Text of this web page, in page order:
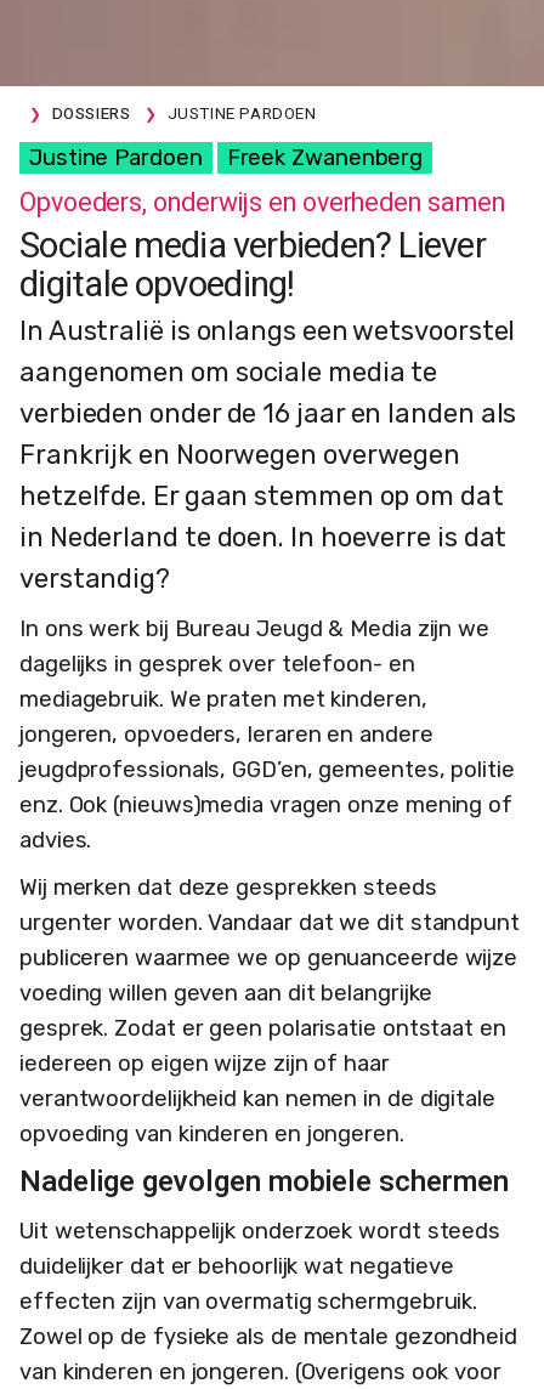
DOSSIERS JUSTINE PARDOEN
Justine Pardoen Freek Zwanenberg
Opvoeders, onderwijs en overheden samen
Sociale media verbieden? Liever
digitale opvoeding!
In Australië is onlangs een wetsvoorstel
aangenomen om sociale media te
verbieden onder de 16 jaar en landen als
Frankrijk en Noorwegen overwegen
hetzelfde. Er gaan stemmen op om dat
in Nederland te doen. In hoeverre is dat
verstandig?
In ons werk bij Bureau Jeugd & Media zijn we
dagelijks in gesprek over telefoon- en
mediagebruik. We praten met kinderen,
jongeren, opvoeders, leraren en andere
jeugdprofessionals, GGD’en, gemeentes, politie
enz. Ook (nieuws)media vragen onze mening of
advies.
Wij merken dat deze gesprekken steeds
urgenter worden. Vandaar dat we dit standpunt
publiceren waarmee we op genuanceerde wijze
voeding willen geven aan dit belangrijke
gesprek. Zodat er geen polarisatie ontstaat en
iedereen op eigen wijze zijn of haar
verantwoordelijkheid kan nemen in de digitale
opvoeding van kinderen en jongeren.
Nadelige gevolgen mobiele schermen
Uit wetenschappelijk onderzoek wordt steeds
duidelijker dat er behoorlijk wat negatieve
effecten zijn van overmatig schermgebruik.
Zowel op de fysieke als de mentale gezondheid
van kinderen en jongeren. (Overigens ook voor